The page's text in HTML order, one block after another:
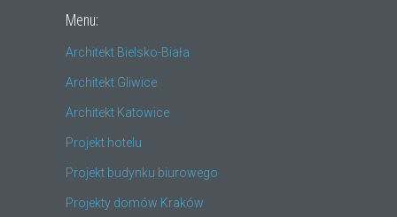
Menu:
Architekt Bielsko-Biała
Architekt Gliwice
Architekt Katowice
Projekt hotelu
Projekt budynku biurowego
Projekty domów Kraków